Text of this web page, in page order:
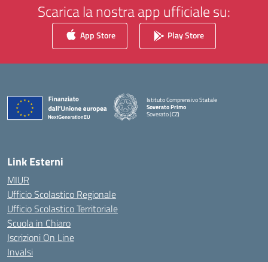
Scarica la nostra app ufficiale su:
App Store Play Store
Istituto Comprensivo Statale
Soverato Primo
Soverato (CZ)
Link Esterni
MIUR
Ufficio Scolastico Regionale
Ufficio Scolastico Territoriale
Scuola in Chiaro
Iscrizioni On Line
Invalsi